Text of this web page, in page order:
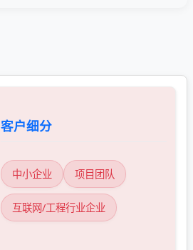
客户细分
中小企业 项目团队
互联网/工程行业企业